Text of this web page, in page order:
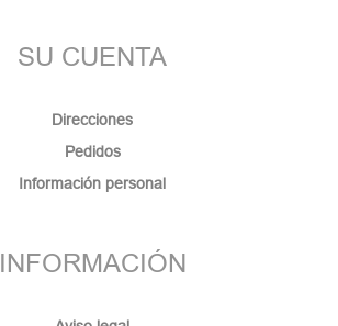
SU CUENTA
Direcciones
Pedidos
Información personal
INFORMACIÓN